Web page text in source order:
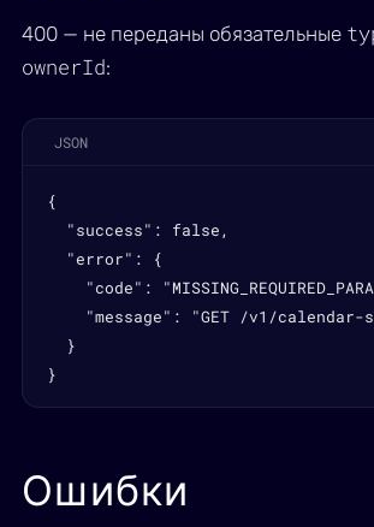
400 — не переданы обязательные
ownerId:
JSON
{
  "success": false,
  "error": {
"code":
"message": "GET /v1/
  }
}
Ошибки